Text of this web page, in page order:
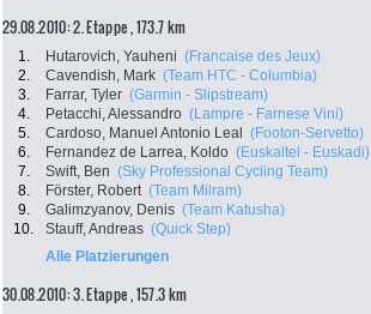
29.08.2010: 2. Etappe , 173.7 km
1. Hutarovich, Yauheni (Francaise des Jeux)
2.
Cavendish, Mark (Team HTC - Columbia)
3.
Farrar, Tyler (Garmin - Slipstream)
4.
Petacchi, Alessandro (Lampre - Farnese Vini)
5.
Cardoso, Manuel Antonio Leal (Footon-Servetto)
6.
Fernandez de Larrea, Koldo (Euskaltel - Euskadi)
7.
Swift, Ben (Sky Professional Cycling Team)
8.
Förster, Robert (Team Milram)
9.
Galimzyanov, Denis (Team Katusha)
10.
Stauff, Andreas (Quick Step)
Alle Platzierungen
30.08.2010: 3. Etappe , 157.3 km